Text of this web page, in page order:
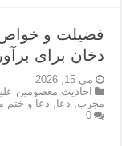
فضیلت و
دخان برای
می 15, 2026
احاديث معصومين
مجرب
دعا دعا و ختم
0